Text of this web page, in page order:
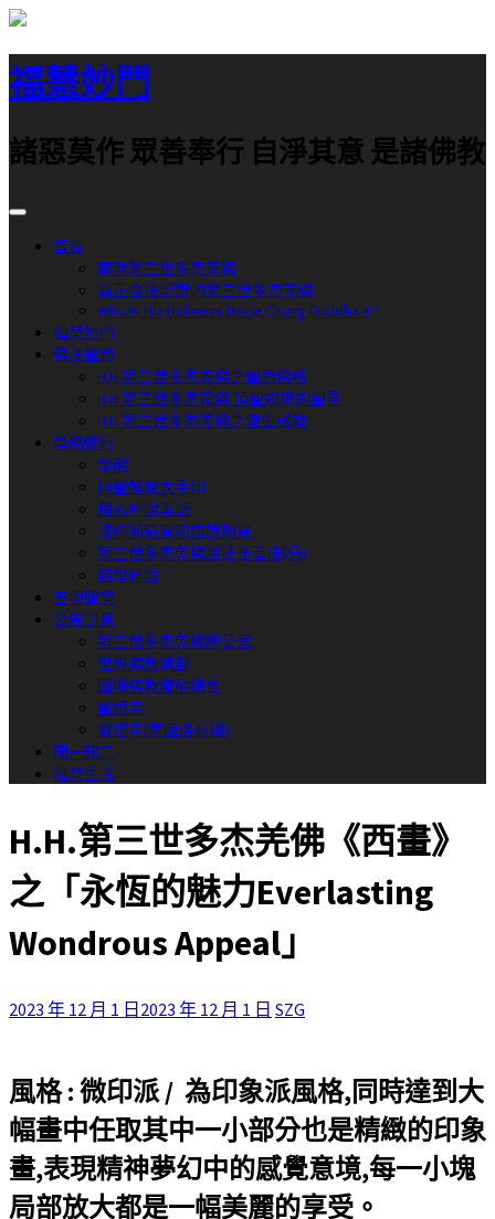
跳
至
主
要
容
福慧妙門
諸惡莫作 眾善奉行 自淨其意 是諸佛教
首頁
南無第三世多杰羌佛
真正合法認證的第三世多杰羌佛
Who Is His Holiness Dorje Chang Buddha III?
福慧妙門
佛法聖蹟
H.H.第三世多杰羌佛之聖蹟佛格
H.H.第三世多杰羌佛 頂聖如來的聖量
H.H.第三世多杰羌佛之渡生成就
學佛修行
學佛
極聖解脫大手印
藉心經說真諦
淺釋邪惡見和錯誤知見
第三世多杰羌佛說法法音(部分)
佛學經論
五明智慧
公告訊息
第三世多杰羌佛辦公室
世界佛教總部
國際佛教僧尼總會
聖蹟寺
寶塔寺(美國洛杉磯)
聞一知二
福慧生活
H.H.第三世多杰羌佛《西畫》
之「永恆的魅力Everlasting
Wondrous Appeal」
2023 年 12 月 1 日2023 年 12 月 1 日 SZG
風格 : 微印派 / 為印象派風格,同時達到大
幅畫中任取其中一小部分也是精緻的印象
畫,表現精神夢幻中的感覺意境,每一小塊
局部放大都是一幅美麗的享受。